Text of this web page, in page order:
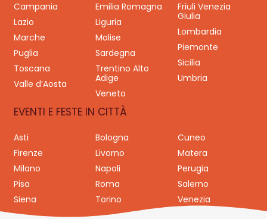
Campania
Emilia Romagna
Friuli Venezia
Giulia
Lazio
Liguria
Lombardia
Marche
Molise
Piemonte
Puglia
Sardegna
Sicilia
Toscana
Trentino Alto
Adige
Umbria
Valle d’Aosta
Veneto
EVENTI E FESTE IN CITTÀ
Asti Bologna
Cuneo
Firenze
Livorno
Matera
Milano
Napoli
Perugia
Pisa
Roma
Salerno
Siena
Torino Venezia